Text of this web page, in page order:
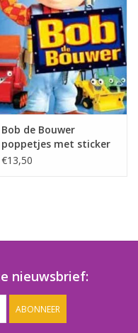
Bob de Bouwer
poppetjes met sticker
- Copy
€13,50
nieuwsbrief:
ABONNEER